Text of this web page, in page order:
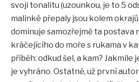
svoji tonalitu (uzounkou, je to 5
malinké přepaly jsou kolem
dominuje samozřejmě ta postava
kráčejícího do moře s rukama v
příběh: odkud šel, a kam? Jakmile
je vyhráno. Ostatně, už první